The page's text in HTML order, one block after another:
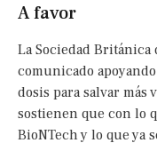
A favor
La Sociedad
comunicado
dosis para salvar
sostienen que con lo
BioNTech y lo que ya